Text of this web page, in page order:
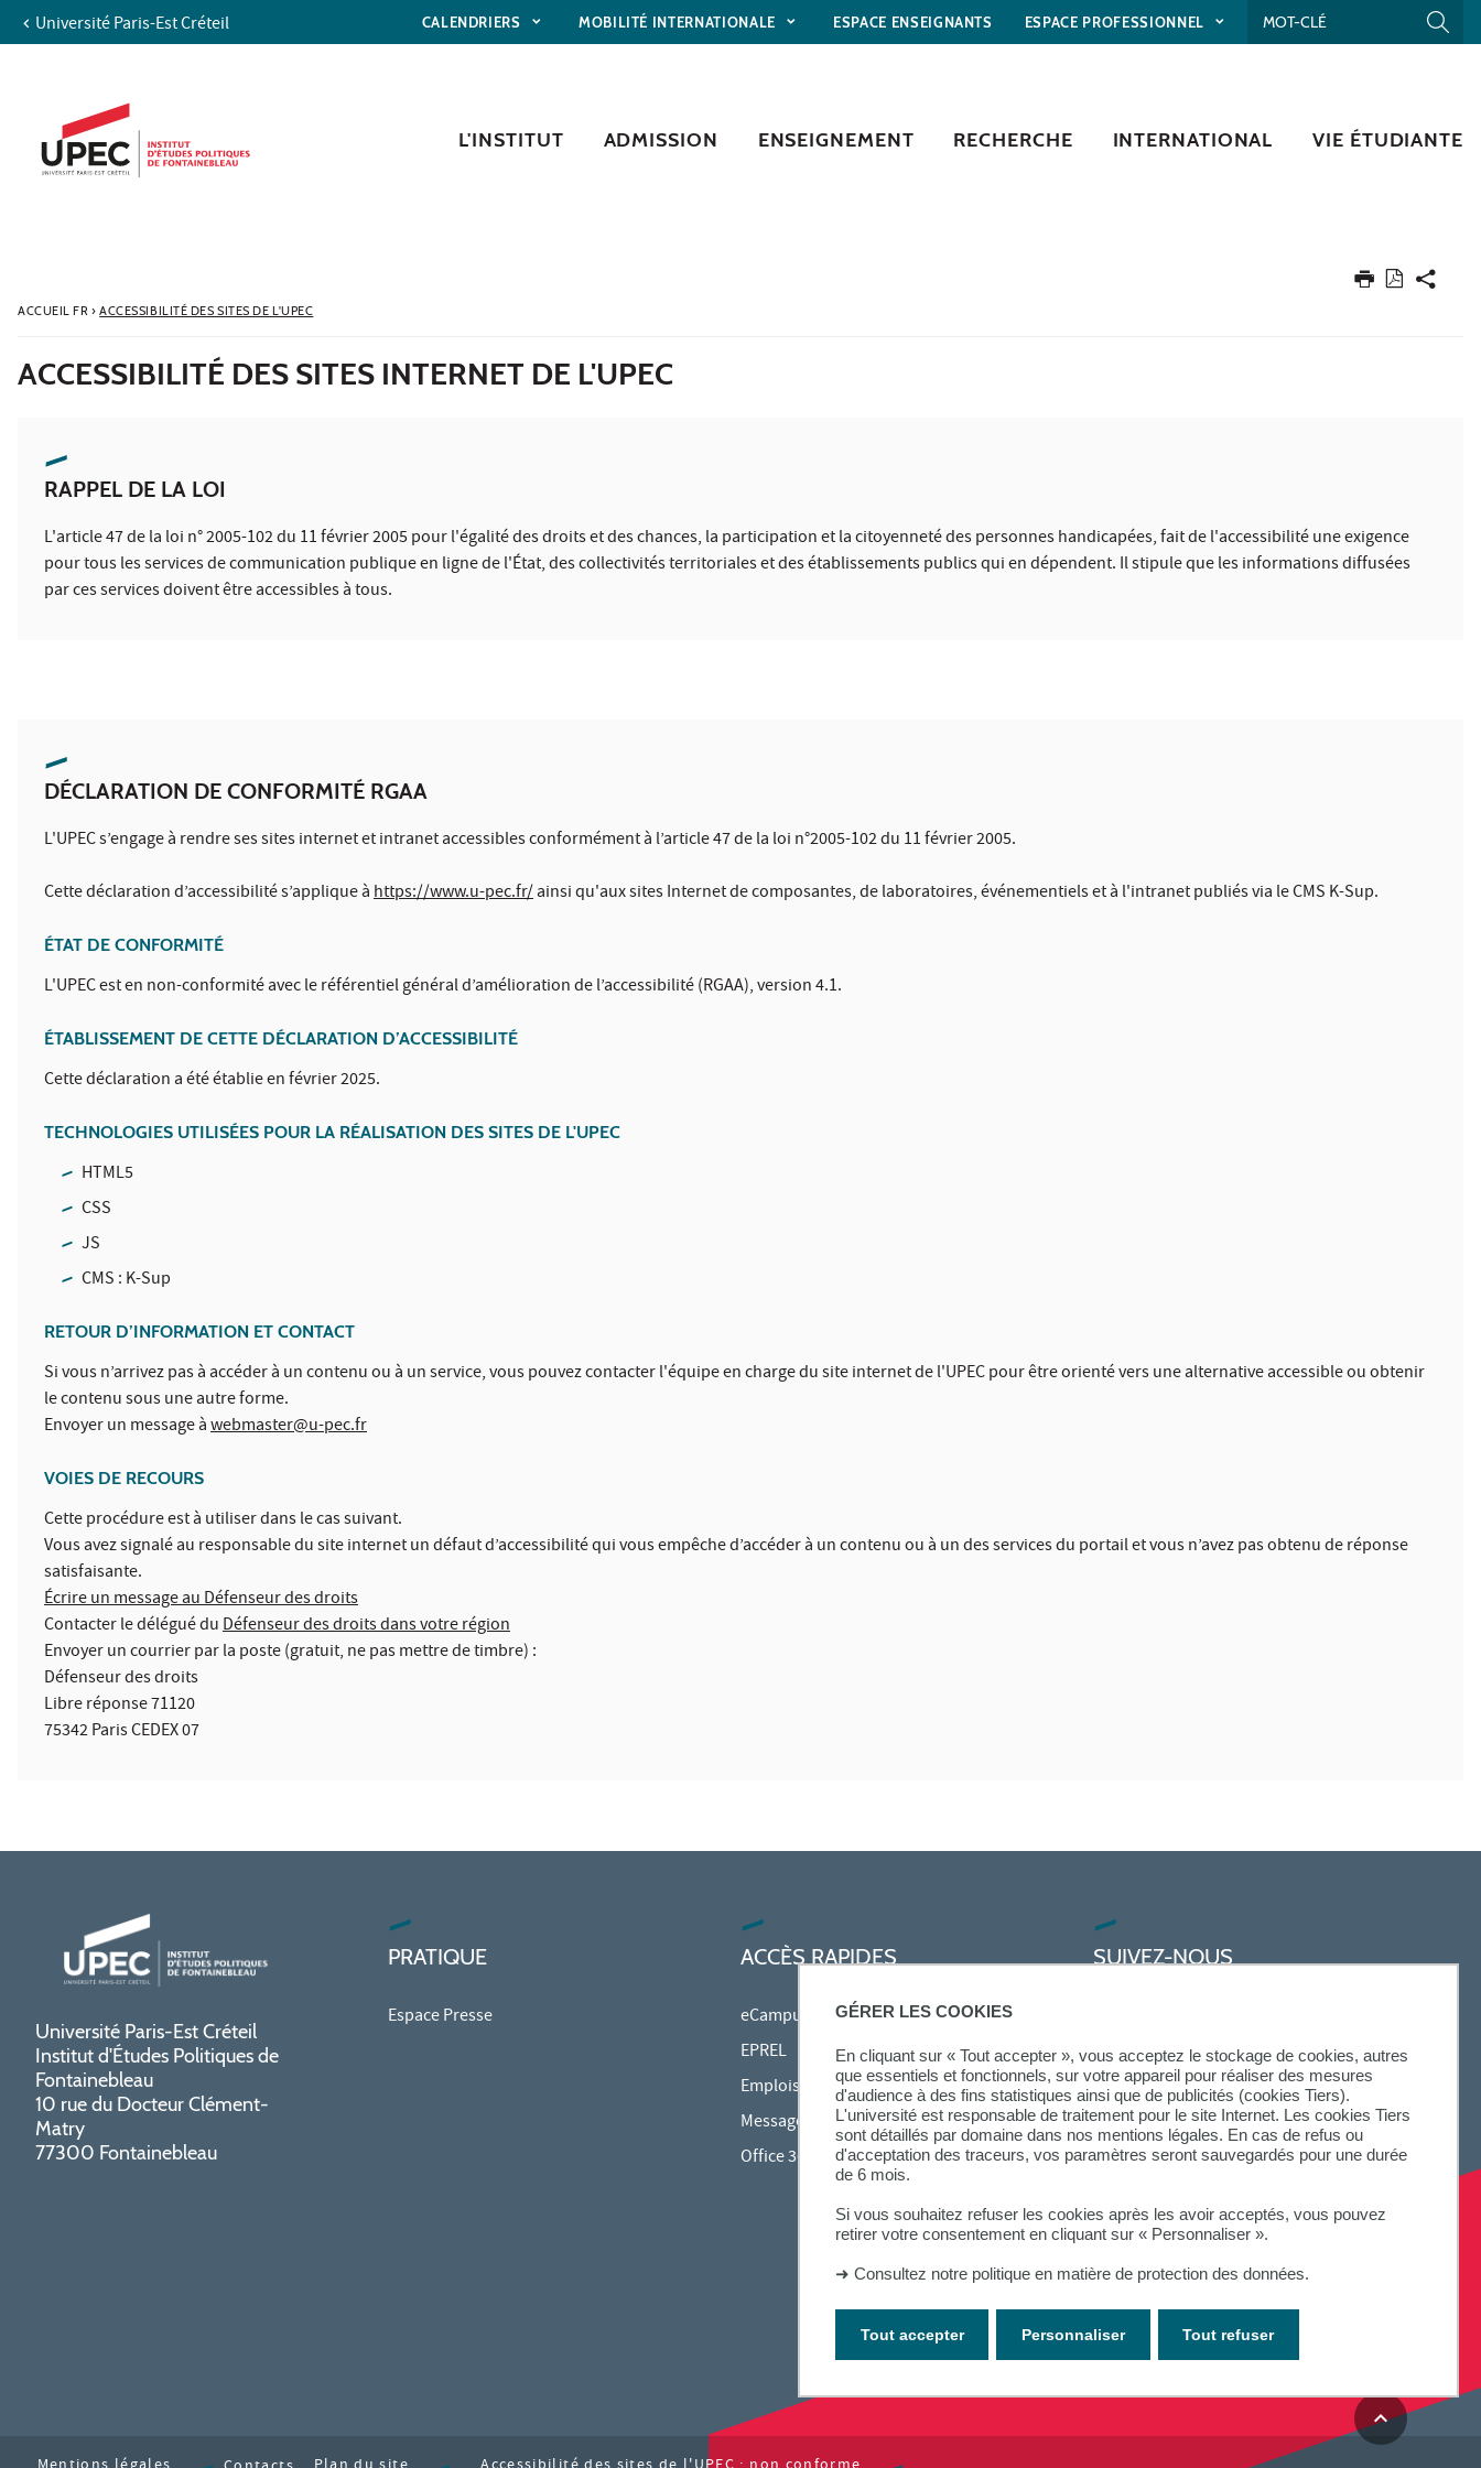
GÉRER LES COOKIES
En cliquant sur « Tout accepter », vous acceptez le stockage de cookies, autres
que essentiels et fonctionnels, sur votre appareil pour réaliser des mesures
d'audience à des fins statistiques ainsi que de publicités (cookies Tiers).
L'université est responsable de traitement pour le site Internet. Les cookies Tiers
sont détaillés par domaine dans nos mentions légales. En cas de refus ou
d'acceptation des traceurs, vos paramètres seront sauvegardés pour une durée
de 6 mois.
Si vous souhaitez refuser les cookies après les avoir acceptés, vous pouvez
retirer votre consentement en cliquant sur « Personnaliser ».
➜ Consultez notre politique en matière de protection des données.
Tout accepter Tout refuser
Personnaliser
Aller au contenu
Recherche
Université Paris-Est Créteil CALENDRIERS MOBILITÉ INTERNATIONALE ESPACE ENSEIGNANTS ESPACE PROFESSIONNEL
L'INSTITUT ADMISSION ENSEIGNEMENT RECHERCHE INTERNATIONAL VIE ÉTUDIANTE
ACCUEIL FR› ACCESSIBILITÉ DES SITES DE L'UPEC
ACCESSIBILITÉ DES SITES INTERNET DE L'UPEC
RAPPEL DE LA LOI
L'article 47 de la loi n° 2005-102 du 11 février 2005 pour l'égalité des droits et des chances, la participation et la citoyenneté des personnes handicapées, fait de l'accessibilité une exigence
pour tous les services de communication publique en ligne de l'État, des collectivités territoriales et des établissements publics qui en dépendent. Il stipule que les informations diffusées
par ces services doivent être accessibles à tous.
DÉCLARATION DE CONFORMITÉ RGAA
L'UPEC s’engage à rendre ses sites internet et intranet accessibles conformément à l’article 47 de la loi n°2005-102 du 11 février 2005.
Cette déclaration d’accessibilité s’applique àhttps://www.u-pec.fr/ainsi qu'aux sites Internet de composantes, de laboratoires, événementiels et à l'intranet publiés via le CMS K-Sup.
ÉTAT DE CONFORMITÉ
L'UPEC est en non-conformité avec le référentiel général d’amélioration de l’accessibilité (RGAA), version 4.1.
ÉTABLISSEMENT DE CETTE DÉCLARATION D’ACCESSIBILITÉ
Cette déclaration a été établie en février 2025.
TECHNOLOGIES UTILISÉES POUR LA RÉALISATION DES SITES DE L'UPEC
HTML5
CSS
JS
CMS : K-Sup
RETOUR D’INFORMATION ET CONTACT
Si vous n’arrivez pas à accéder à un contenu ou à un service, vous pouvez contacter l'équipe en charge du site internet de l'UPEC pour être orienté vers une alternative accessible ou obtenir
le contenu sous une autre forme.
Envoyer un message àwebmaster@u-pec.fr
VOIES DE RECOURS
Cette procédure est à utiliser dans le cas suivant.
Vous avez signalé au responsable du site internet un défaut d’accessibilité qui vous empêche d’accéder à un contenu ou à un des services du portail et vous n’avez pas obtenu de réponse
satisfaisante.
Écrire un message au Défenseur des droits
Contacter le délégué duDéfenseur des droits dans votre région
Envoyer un courrier par la poste (gratuit, ne pas mettre de timbre) :
Défenseur des droits
Libre réponse 71120
75342 Paris CEDEX 07
Université Paris-Est Créteil
Institut d'Études Politiques de
Fontainebleau
10 rue du Docteur Clément-
Matry
77300 Fontainebleau
PRATIQUE
Espace Presse
ACCÈS RAPIDES
eCampus
EPREL
Emplois du temps en ligne (ADE)
Messagerie étudiante
Office 365
SUIVEZ-NOUS